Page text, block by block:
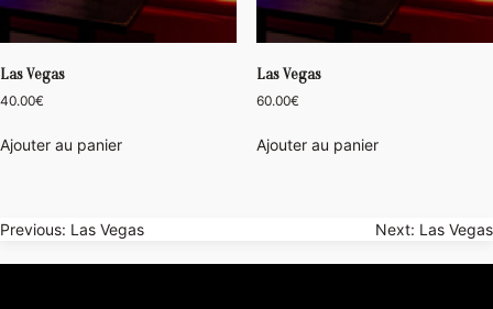
Las Vegas
40.00€
Ajouter au panier
Las Vegas
60.00€
Ajouter au panier
Navigation
de
Previous: Las Vegas Next: Las Vegas